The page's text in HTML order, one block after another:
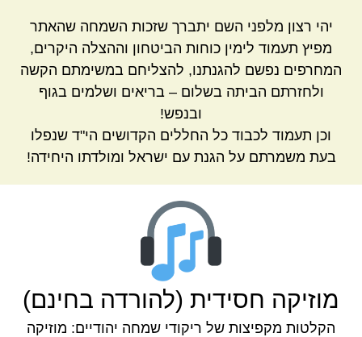
יהי רצון מלפני השם יתברך שזכות השמחה שהאתר
מפיץ תעמוד לימין כוחות הביטחון וההצלה היקרים,
המחרפים נפשם להגנתנו, להצליחם במשימתם הקשה
ולחזרתם הביתה בשלום – בריאים ושלמים בגוף
ובנפש!
וכן תעמוד לכבוד כל החללים הקדושים הי"ד שנפלו
בעת משמרתם על הגנת עם ישראל ומולדתו היחידה!
מוזיקה חסידית (להורדה בחינם)
הקלטות מקפיצות של ריקודי שמחה יהודיים: מוזיקה